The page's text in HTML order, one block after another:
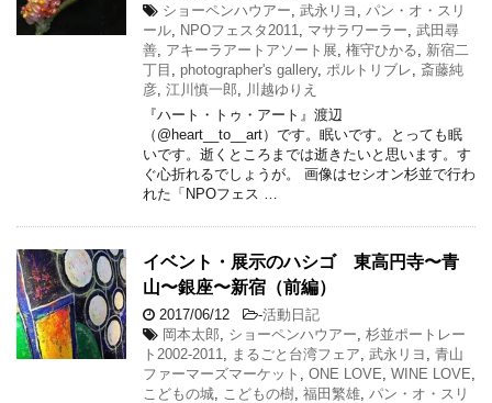
ショーペンハウアー 武永リヨ
パン・オ・スリ
ール NPOフェスタ2011 マサラワーラー 武田尋
善 アキーラアートアソート展 権守ひかる
新宿二
丁目
photographer's gallery, ポルトリブレ
斎藤純
彦 江川慎一郎
川越ゆりえ
『ハート・トゥ・アート』渡辺
（@heart__to__art）です。眠いです。とっても眠
いです。逝くところまでは逝きたいと思います。す
ぐ心折れるでしょうが。 画像はセシオン杉並で行わ
れた「NPOフェス …
イベント・展示のハシゴ 東高円寺〜青
山〜銀座〜新宿（前編）
2017/06/12 -活動日記
岡本太郎
ショーペンハウアー 杉並ポートレー
ト2002-2011
まるごと台湾フェア 武永リヨ
青山
ファーマーズマーケット
ONE LOVE WINE LOVE
こどもの城
こどもの樹 福田繁雄 パン・オ・スリ